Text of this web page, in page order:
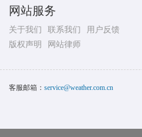
网站服务
关于我们 联系我们
用户反馈
版权声明
网站律师
客服邮箱： service@weather.com.cn